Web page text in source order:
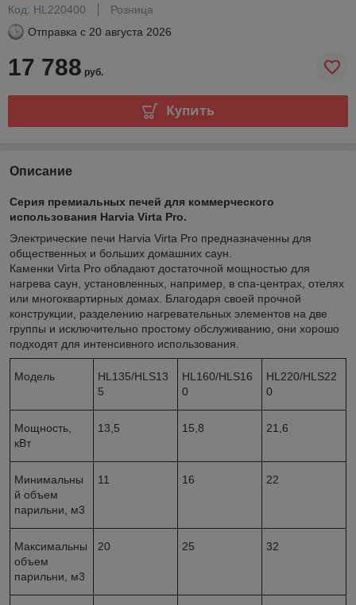
Код: HL220400
Розница
Отправка с 20 августа 2026
17 788 руб.
Купить
Описание
Серия премиальных печей для коммерческого
использования Harvia Virta Pro.
Электрические печи Harvia Virta Pro предназначенны для
общественных и больших домашних саун.
Каменки Virta Pro обладают достаточной мощностью для
нагрева саун, установленных, например, в спа-центрах, отелях
или многоквартирных домах. Благодаря своей прочной
конструкции, разделению нагревательных элементов на две
группы и исключительно простому обслуживанию, они хорошо
подходят для интенсивного использования.
Модель
HL135/HLS13
5
HL160/HLS16
0
HL220/HLS22
0
Мощность,
кВт
13,5 15,8 21,6
Минимальны
й объем
парильни, м3
11 16 22
Максимальны
объем
парильни, м3
20 25 32